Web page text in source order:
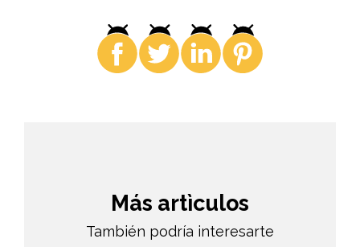
Más artìculos
También podría interesarte